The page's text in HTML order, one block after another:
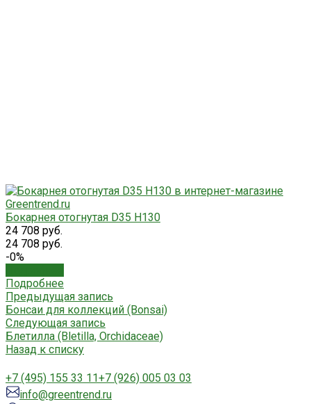
Бокарнея отогнутая D35 H130
24 708 руб.
24 708 руб.
-0%
Подробнее
Предыдущая запись
Бонсаи для коллекций (Bonsai)
Следующая запись
Блетилла (Bletilla, Orchidaceae)
Назад к списку
+7 (495) 155 33 11+7 (926) 005 03 03
info@greentrend.ru